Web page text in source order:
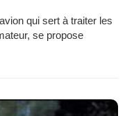
qui sert à traiter les
se propose